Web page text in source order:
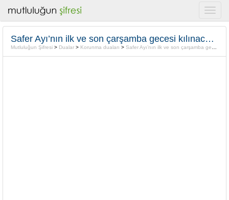
Safer Ayı’nın ilk ve son çarşamba gecesi kılınacak Namaz
Mutluluğun Şifresi > Dualar > Korunma duaları > Safer Ayı’nın ilk ve son çarşamba gecesi kılınacak Namaz